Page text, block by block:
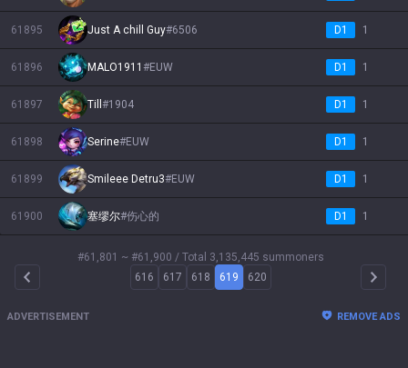
61895 Just A chill Guy#6506 D1 1
61896 MALO1911 #EUW D1 1
61897 Till #1904 D1 1
61898 Serine#EUW D1 1
61899 Smileee Detru3#EUW D1 1
61900 塞缪尔#伤心的 D1 1
#61,801 ~ #61,900 / Total 3,135,445 summoners
Arrow Left 616 617 618 619 620 Arrow
ADVERTISEMENT REMOVE ADS